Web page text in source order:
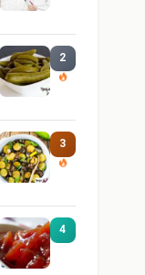
2
3
4